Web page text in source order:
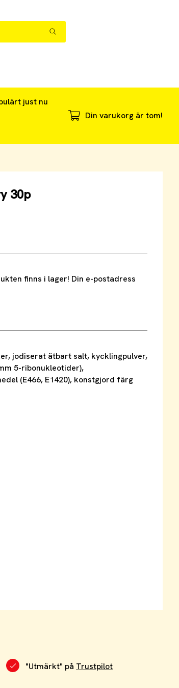
just nu
Din varukorg är tom!
30p
finns i lager! Din e-postadress
jodiserat ätbart salt, kycklingpulver,
5-ribonukleotider),
(E466, E1420), konstgjord färg
"Utmärkt" på Trustpilot